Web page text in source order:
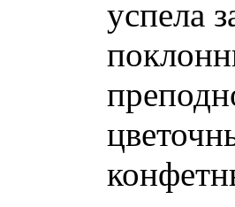
успела